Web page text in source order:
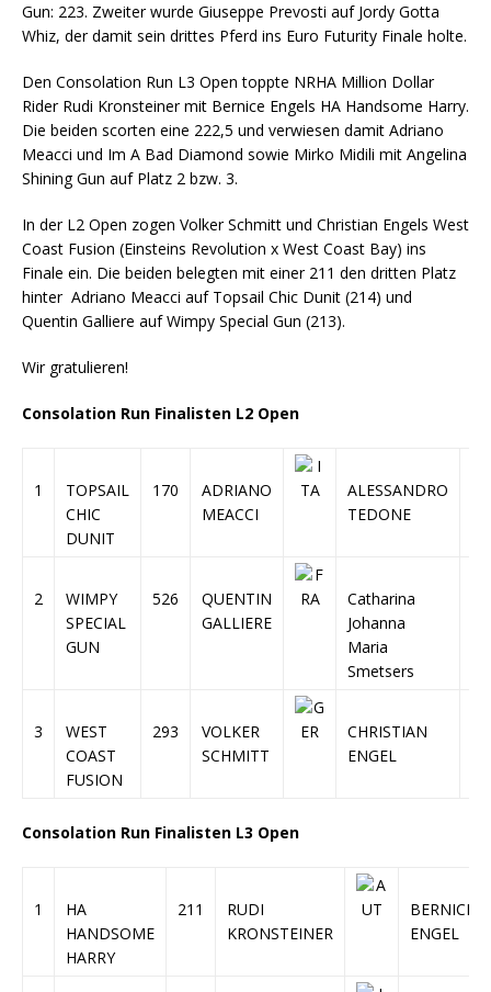
Gun: 223. Zweiter wurde Giuseppe Prevosti auf Jordy Gotta
Whiz, der damit sein drittes Pferd ins Euro Futurity Finale holte.
Den Consolation Run L3 Open toppte NRHA Million Dollar
Rider Rudi Kronsteiner mit Bernice Engels HA Handsome Harry.
Die beiden scorten eine 222,5 und verwiesen damit Adriano
Meacci und Im A Bad Diamond sowie Mirko Midili mit Angelina
Shining Gun auf Platz 2 bzw. 3.
In der L2 Open zogen Volker Schmitt und Christian Engels West
Coast Fusion (Einsteins Revolution x West Coast Bay) ins
Finale ein. Die beiden belegten mit einer 211 den dritten Platz
hinter Adriano Meacci auf Topsail Chic Dunit (214) und
Quentin Galliere auf Wimpy Special Gun (213).
Wir gratulieren!
Consolation Run Finalisten L2 Open
1
TOPSAIL
CHIC
DUNIT
170
ADRIANO
MEACCI
ALESSANDRO
TEDONE
2
WIMPY
SPECIAL
GUN
526
QUENTIN
GALLIERE
Catharina
Johanna
Maria
Smetsers
3
WEST
COAST
FUSION
293
VOLKER
SCHMITT
CHRISTIAN
ENGEL
Consolation Run Finalisten L3 Open
1
HA
HANDSOME
HARRY
211
RUDI
KRONSTEINER
BERNICE
ENGEL